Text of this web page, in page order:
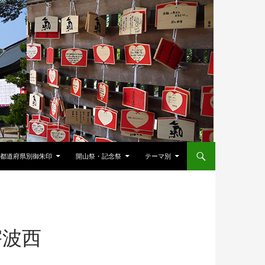
都道府県別御朱印 開山祭・記念祭 テーマ別
西